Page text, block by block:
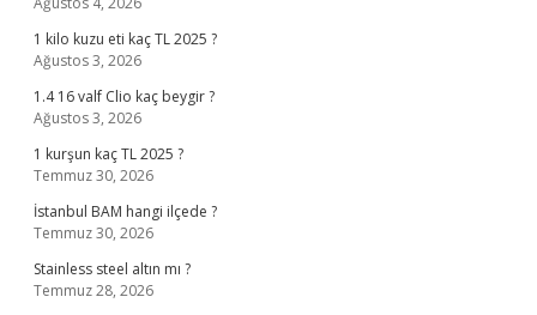
1 kilo kuzu eti kaç TL 2025 ?
Ağustos 3, 2026
1.4 16 valf Clio kaç beygir ?
Ağustos 3, 2026
1 kurşun kaç TL 2025 ?
Temmuz 30, 2026
İstanbul BAM hangi ilçede ?
Temmuz 30, 2026
Stainless steel altın mı ?
Temmuz 28, 2026